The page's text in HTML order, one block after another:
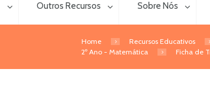
Outros Recursos Sobre Nós
Home Recursos Educativos
2º Ano - Matemática
Ficha de